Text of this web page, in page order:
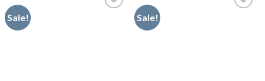
Sale! Sale!